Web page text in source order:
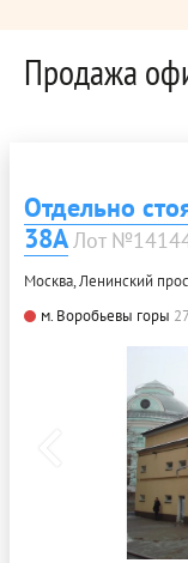
Продажа
Отдельно
38АЛот
Москва, Ленинский
м. Воробьевы горы